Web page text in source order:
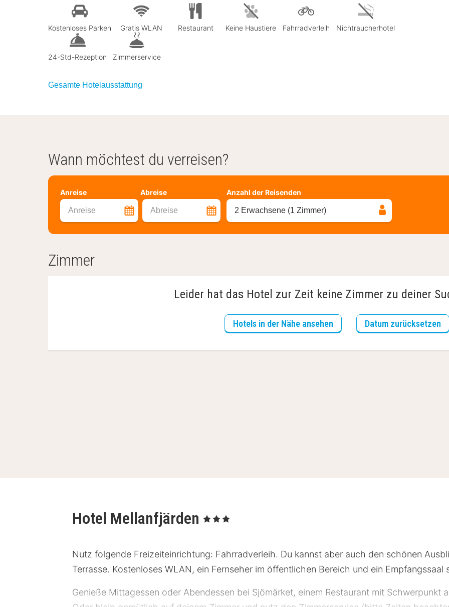
Kostenloses Parken Gratis WLAN Restaurant Keine Haustiere Fahrradverleih Nichtraucherhotel
24-Std-Rezeption Zimmerservice
Gesamte Hotelausstattung
Wann möchtest du verreisen?
Anreise Abreise
Anreise Abreise
Anzahl der Reisenden
2 Erwachsene (1 Zimmer)
Zimmer
Leider hat das Hotel zur Zeit keine Zimmer zu deiner
Hotels in der Nähe ansehen Datum zurücksetzen
Hotel Mellanfjärden , 3 Sterne
Nutz folgende Freizeiteinrichtung: Fahrradverleih. Du kannst aber auch den schönen
Terrasse. Kostenloses WLAN, ein Fernseher im öffentlichen Bereich und ein Empfangssaal
Genieße Mittagessen oder Abendessen bei Sjömärket, einem Restaurant mit Schwerpunkt